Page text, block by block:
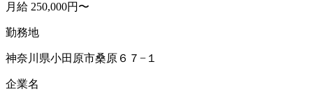
月給 250,000円〜
勤務地
神奈川県小田原市桑原６７−１
企業名